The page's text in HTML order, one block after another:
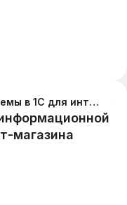
Создание информационной системы в 1С для интернет-магазина цветочной продукции